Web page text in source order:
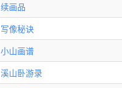
续画品
写像秘诀
小山画谱
溪山卧游录